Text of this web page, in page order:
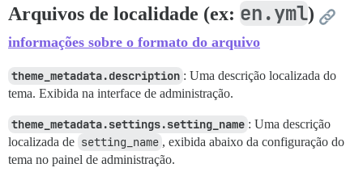
Arquivos de localidade (ex: en.yml)
informações sobre o formato do arquivo
theme_metadata.description : Uma descrição localizada do
tema. Exibida na interface de administração.
theme_metadata.settings.setting_name : Uma descrição
localizada de setting_name , exibida abaixo da configuração do
tema no painel de administração.